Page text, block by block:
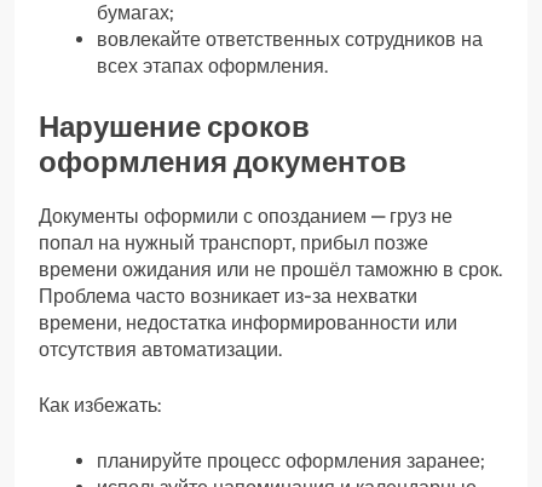
бумагах;
вовлекайте ответственных сотрудников на
всех этапах оформления.
Нарушение сроков
оформления документов
Документы оформили с опозданием — груз не
попал на нужный транспорт, прибыл позже
времени ожидания или не прошёл таможню в срок.
Проблема часто возникает из-за нехватки
времени, недостатка информированности или
отсутствия автоматизации.
Как избежать:
планируйте процесс оформления заранее;